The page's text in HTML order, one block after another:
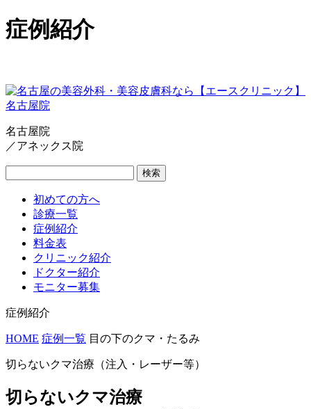
症例紹介
名古屋院
／アネックス院
検索
初めての方へ
診療一覧
症例紹介
料金表
クリニック紹介
ドクター紹介
モニター募集
症例紹介
HOME 症例一覧 目の下のクマ・たるみ
切らないクマ治療（注入・レーザー等）
切らないクマ治療